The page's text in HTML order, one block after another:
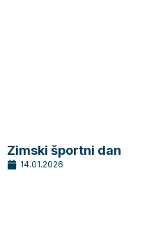
Zimski športni dan
14.01.2026